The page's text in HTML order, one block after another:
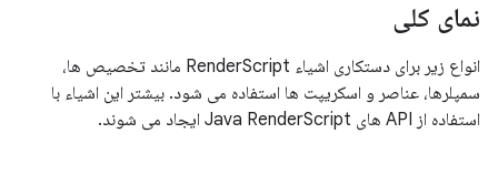
نمای کلی
انواع زیر برای دستکاری اشیاء RenderScript مانند تخصیص ها،
سمپلرها، عناصر و اسکریپت ها استفاده می شود. بیشتر این اشیاء با
استفاده از API های Java RenderScript ایجاد می شوند.